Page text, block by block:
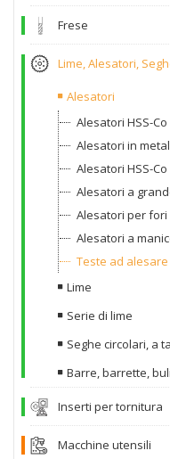
Frese
Lime, Alesatori,
Alesatori
Alesatori HSS-
Alesatori in
Alesatori HSS-
Alesatori a
Alesatori per fori
Alesatori a
Teste ad alesare
Lime
Serie di lime
Seghe circolari, a
Barre, barrette,
Inserti per tornitura
Macchine utensili